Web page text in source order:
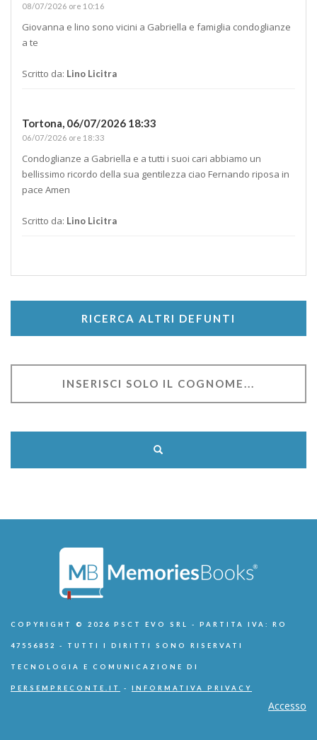
08/07/2026 ore 10:16
Giovanna e lino sono vicini a Gabriella e famiglia condoglianze
a te
Scritto da: Lino Licitra
Tortona, 06/07/2026 18:33
06/07/2026 ore 18:33
Condoglianze a Gabriella e a tutti i suoi cari abbiamo un
bellissimo ricordo della sua gentilezza ciao Fernando riposa in
pace Amen
Scritto da: Lino Licitra
RICERCA ALTRI DEFUNTI
COPYRIGHT © 2026 PSCT EVO SRL - PARTITA IVA: RO
47556852 - TUTTI I DIRITTI SONO RISERVATI
TECNOLOGIA E COMUNICAZIONE DI
PERSEMPRECONTE.IT - INFORMATIVA PRIVACY
Accesso